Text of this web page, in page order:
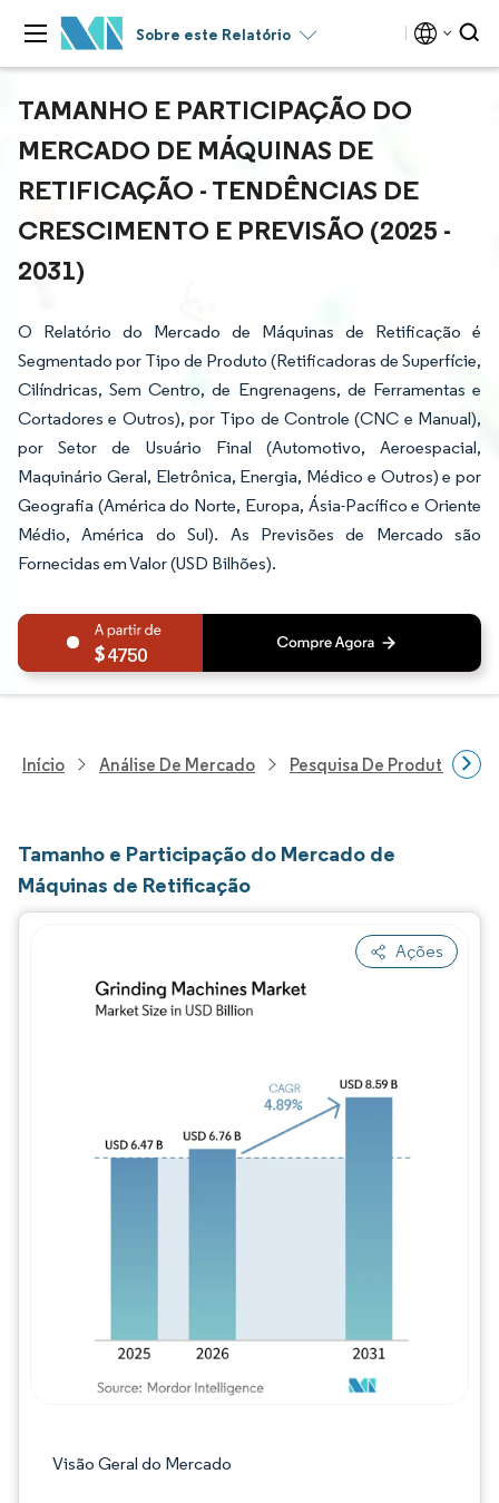
Sobre este Relatório
TAMANHO E PARTICIPAÇÃO DO
MERCADO DE MÁQUINAS DE
RETIFICAÇÃO - TENDÊNCIAS DE
CRESCIMENTO E PREVISÃO (2025 -
2031)
O Relatório do Mercado de Máquinas de Retificação é
Segmentado por Tipo de Produto (Retificadoras de Superfície,
Cilíndricas, Sem Centro, de Engrenagens, de Ferramentas e
Cortadores e Outros), por Tipo de Controle (CNC e Manual),
por Setor de Usuário Final (Automotivo, Aeroespacial,
Maquinário Geral, Eletrônica, Energia, Médico e Outros) e por
Geografia (América do Norte, Europa, Ásia-Pacífico e Oriente
Médio, América do Sul). As Previsões de Mercado são
Fornecidas em Valor (USD Bilhões).
4750
Início Análise De Mercado Pesquisa De Produtos E
Tamanho e Participação do Mercado de
Máquinas de Retificação
Ações
Visão Geral do Mercado